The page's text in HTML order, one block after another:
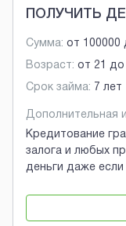
ПОЛУЧИТЬ
Сумма: от 100000
Возраст: от 21 до
Срок займа: 7 лет
Дополнительная
Кредитование
залога и любых
деньги даже